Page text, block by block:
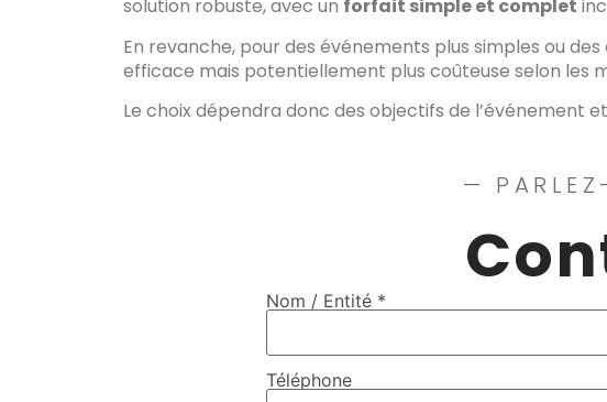
solution robuste, avec un forfait simple et complet
En revanche, pour des événements plus simples ou
efficace mais potentiellement plus coûteuse selon les
Le choix dépendra donc des objectifs de l’événement
—
Nom / Entité *
Téléphone